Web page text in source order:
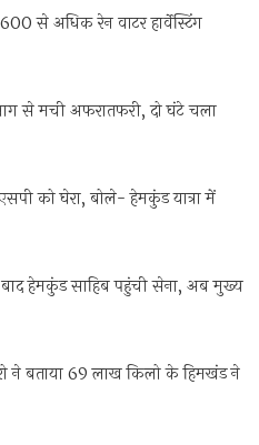
से अधिक रेन वाटर हार्वेस्टिंग
से मची अफरातफरी, दो घंटे चला
को घेरा, बोले- हेमकुंड यात्रा में
हेमकुंड साहिब पहुंची सेना, अब मुख्य
ने बताया 69 लाख किलो के हिमखंड ने